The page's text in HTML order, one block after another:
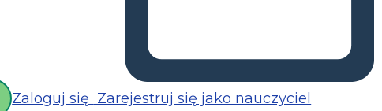
Zaloguj się Zarejestruj się jako nauczyciel